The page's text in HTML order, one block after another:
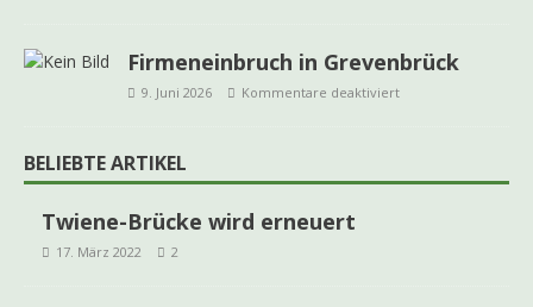
Firmeneinbruch in Grevenbrück
9. Juni 2026 Kommentare deaktiviert
BELIEBTE ARTIKEL
Twiene-Brücke wird erneuert
17. März 2022 2